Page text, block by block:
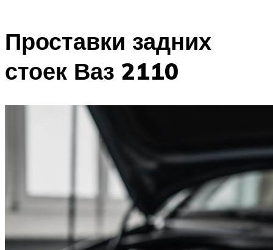
Проставки задних
стоек Ваз 2110